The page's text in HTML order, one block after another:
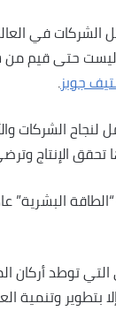
في
وليست حتى قيم
جوبز.
الشركات
تحقق الإنتاج
البشرية”
توطد أركان
بتطوير وتنمية